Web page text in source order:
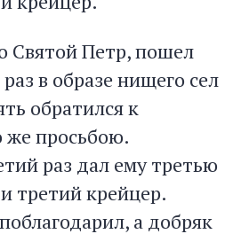
Святой Петр, пошел
в образе нищего сел
обратился к
же просьбою.
раз дал ему третью
третий крейцер.
а добряк